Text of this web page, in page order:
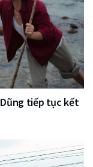
tiếp tục kết